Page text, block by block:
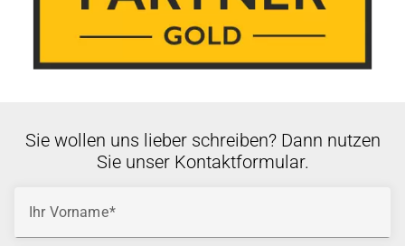
Sie wollen uns lieber schreiben? Dann nutzen
Sie unser Kontaktformular.
Ihr Vorname